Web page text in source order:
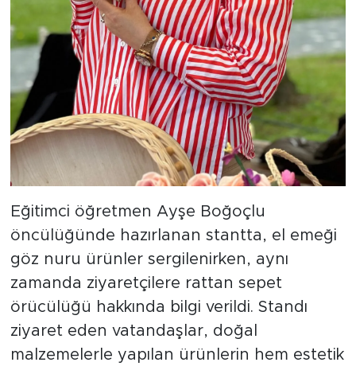
Eğitimci öğretmen Ayşe Boğoçlu
öncülüğünde hazırlanan stantta, el emeği
göz nuru ürünler sergilenirken, aynı
zamanda ziyaretçilere rattan sepet
örücülüğü hakkında bilgi verildi. Standı
ziyaret eden vatandaşlar, doğal
malzemelerle yapılan ürünlerin hem estetik